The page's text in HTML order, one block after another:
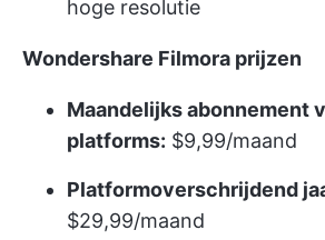
hoge resolutie
Wondershare Filmora prijzen
Maandelijks abonnement
platforms: $9,99/maand
Platformoverschrijdend
$29,99/maand